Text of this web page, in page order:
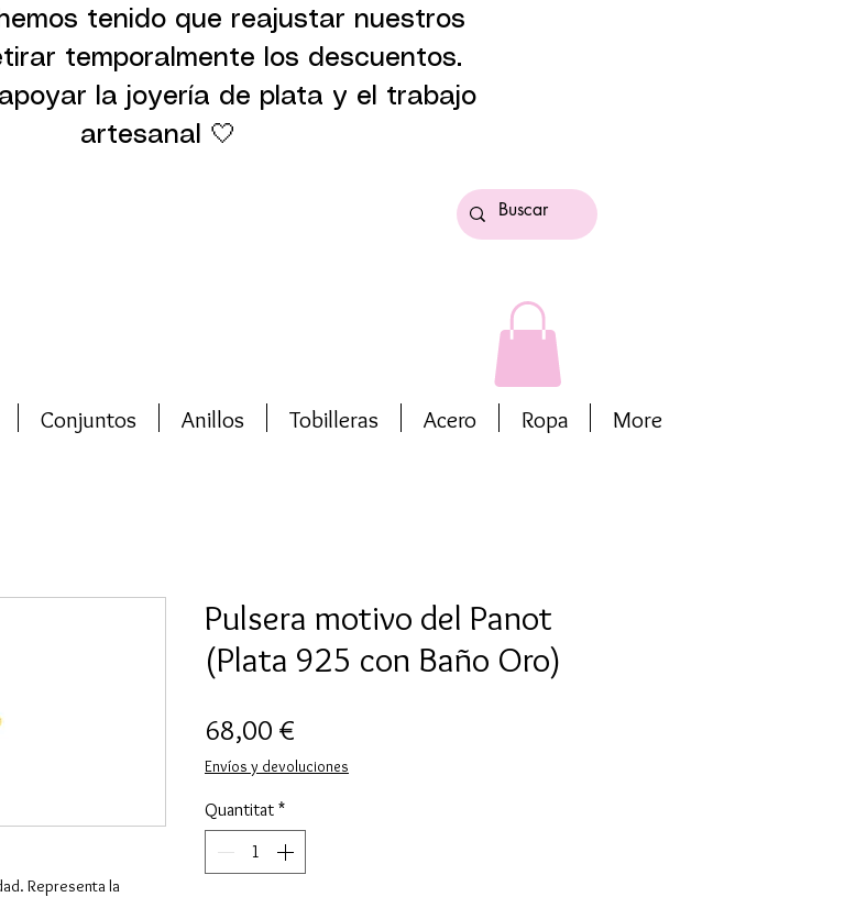
tenido que reajustar nuestros
temporalmente los descuentos.
la joyería de plata y el trabajo
artesanal 🤍
Conjuntos Anillos Tobilleras Acero Ropa More
Representa la
Pulsera motivo del Panot
(Plata 925 con Baño Oro)
68,00 €
Envíos y devoluciones
Quantitat *